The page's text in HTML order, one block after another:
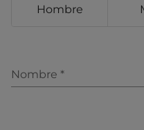
Hombre
Nombre *